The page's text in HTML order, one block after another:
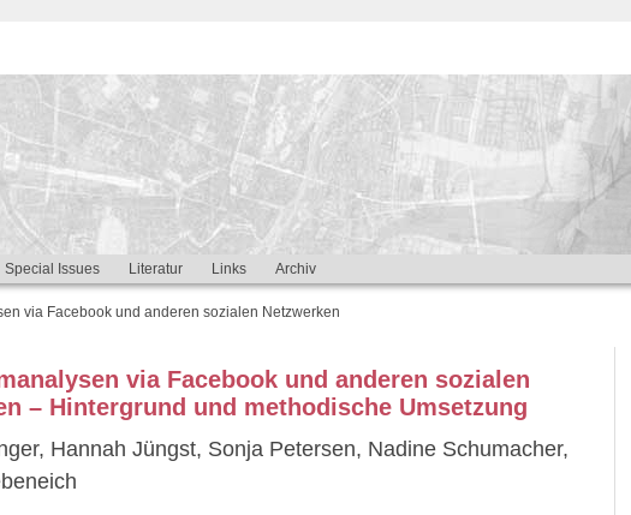
Special Issues Literatur Links Archiv
via Facebook und anderen sozialen Netzwerken
via Facebook und anderen sozialen
– Hintergrund und methodische Umsetzung
Hannah Jüngst, Sonja Petersen, Nadine Schumacher,